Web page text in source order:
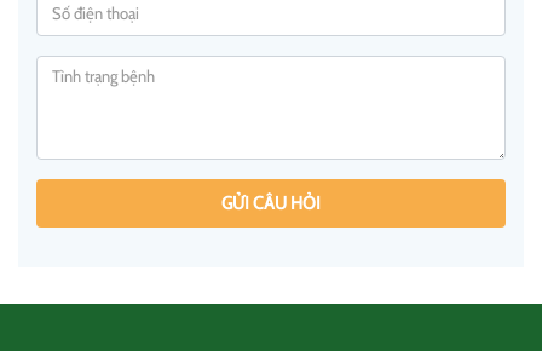
GỬI CÂU HỎI